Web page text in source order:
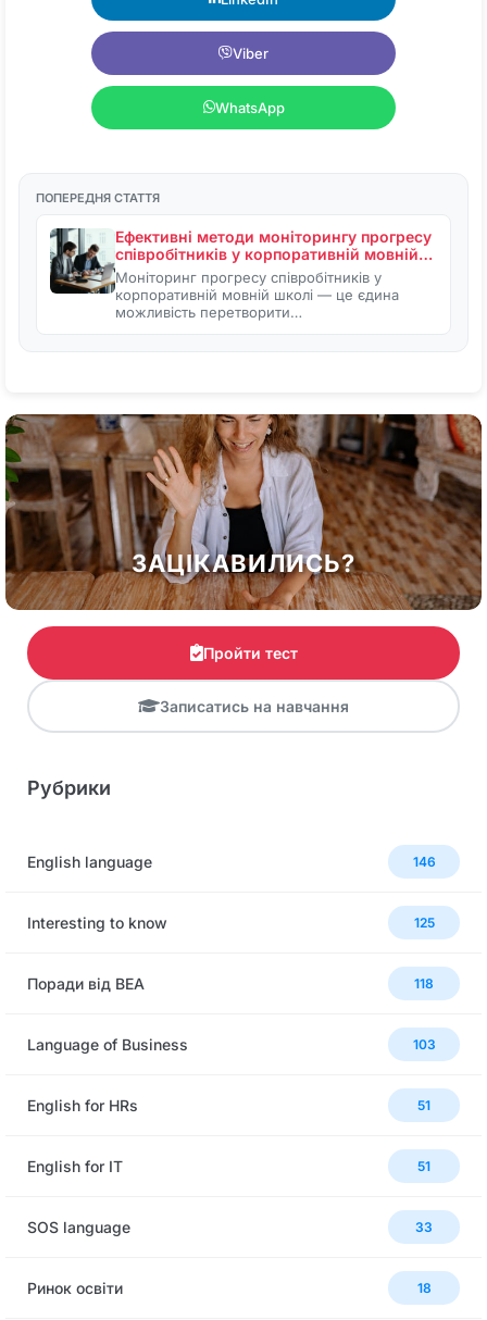
Viber
WhatsApp
ПОПЕРЕДНЯ СТАТТЯ
Ефективні методи моніторингу прогресу
співробітників у корпоративній мовній…
Моніторинг прогресу співробітників у
корпоративній мовній школі — це єдина
можливість перетворити…
ЗАЦІКАВИЛИСЬ?
Пройти тест
Записатись на навчання
Рубрики
English language 146
Interesting to know 125
Поради від BEA 118
Language of Business 103
English for HRs 51
English for IT 51
SOS language 33
Ринок освіти 18